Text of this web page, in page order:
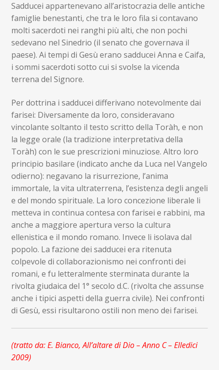
Sadducei appartenevano all’aristocrazia delle antiche
famiglie benestanti, che tra le loro fila si contavano
molti sacerdoti nei ranghi più alti, che non pochi
sedevano nel Sinedrio (il senato che governava il
paese). Ai tempi di Gesù erano sadducei Anna e Caifa,
i sommi sacerdoti sotto cui si svolse la vicenda
terrena del Signore.
Per dottrina i sadducei differivano notevolmente dai
farisei: Diversamente da loro, consideravano
vincolante soltanto il testo scritto della Toràh, e non
la legge orale (la tradizione interpretativa della
Toràh) con le sue prescrizioni minuziose. Altro loro
principio basilare (indicato anche da Luca nel Vangelo
odierno): negavano la risurrezione, l’anima
immortale, la vita ultraterrena, l’esistenza degli angeli
e del mondo spirituale. La loro concezione liberale li
metteva in continua contesa con farisei e rabbini, ma
anche a maggiore apertura verso la cultura
ellenistica e il mondo romano. Invece li isolava dal
popolo. La fazione dei sadducei era ritenuta
colpevole di collaborazionismo nei confronti dei
romani, e fu letteralmente sterminata durante la
rivolta giudaica del 1° secolo d.C. (rivolta che assunse
anche i tipici aspetti della guerra civile). Nei confronti
di Gesù, essi risultarono ostili non meno dei farisei.
(tratto da: E. Bianco, All’altare di Dio – Anno C – Elledici
2009)